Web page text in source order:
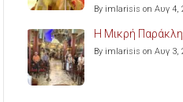
By imlarisis on Αυγ 4,
Η Μικρή
By imlarisis on Αυγ 3,